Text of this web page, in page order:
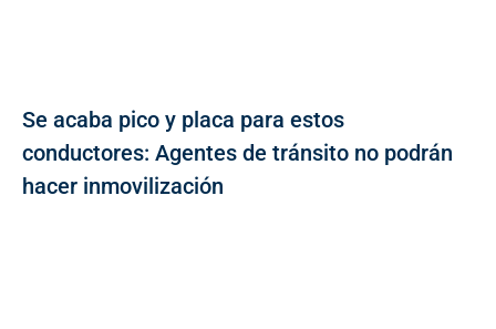
Se acaba pico y placa para estos
conductores: Agentes de tránsito no podrán
hacer inmovilización